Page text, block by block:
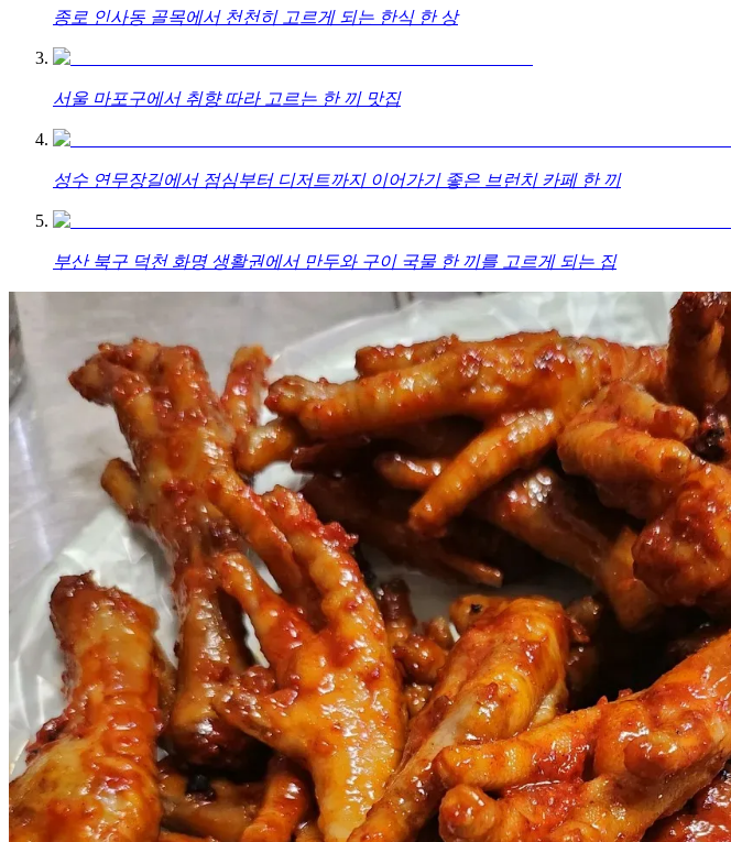
종로 인사동 골목에서 천천히 고르게 되는 한식 한 상
서울 마포구에서 취향 따라 고르는 한 끼 맛집
성수 연무장길에서 점심부터 디저트까지 이어가기 좋은 브런치 카페 한 끼
부산 북구 덕천 화명 생활권에서 만두와 구이 국물 한 끼를 고르게 되는 집